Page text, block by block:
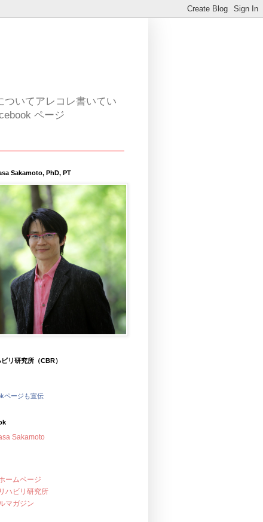
いてアレコレ書いてい
ページ
Sakamoto, PhD, PT
リ研究所（CBR）
ページも宣伝
Sakamoto
ームページ
ハビリ研究所
マガジン